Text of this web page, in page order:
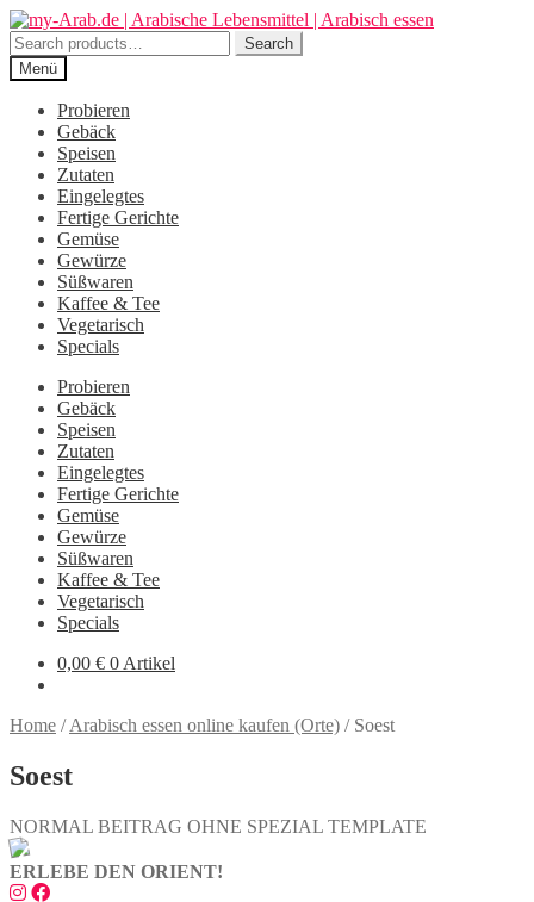
Zur
Navigation
springen
Zum
Inhalt
springen
Search
for:
Search
Menü
Probieren
Gebäck
Speisen
Zutaten
Eingelegtes
Fertige Gerichte
Gemüse
Gewürze
Süßwaren
Kaffee & Tee
Vegetarisch
Specials
Probieren
Gebäck
Speisen
Zutaten
Eingelegtes
Fertige Gerichte
Gemüse
Gewürze
Süßwaren
Kaffee & Tee
Vegetarisch
Specials
0,00 € 0 Artikel
Home /Arabisch essen online kaufen (Orte) / Soest
Soest
NORMAL BEITRAG OHNE SPEZIAL TEMPLATE
ERLEBE DEN ORIENT!